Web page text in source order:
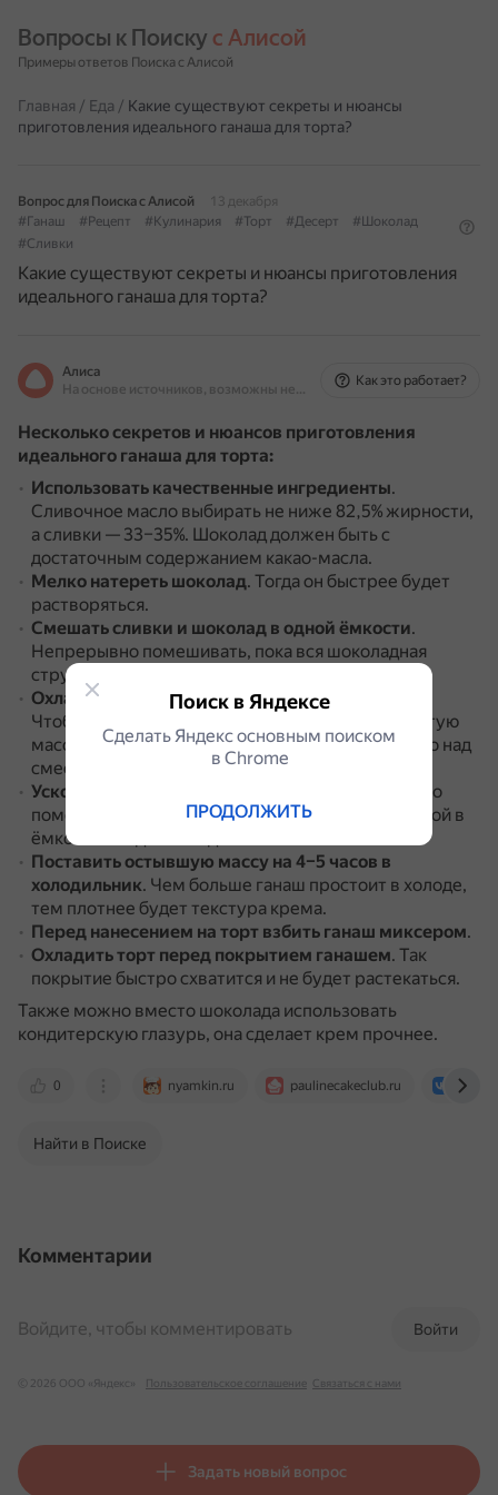
Вопросы к Поиску с Алисой
Примеры ответов Поиска с Алисой
Главная / Еда / Какие существуют секреты и нюансы
приготовления идеального ганаша для торта?
Вопрос для Поиска с Алисой
13 декабря
#Ганаш
#Рецепт #Кулинария #Торт #Десерт
#Шоколад
#Сливки
Какие существуют секреты и нюансы приготовления
идеального ганаша для торта?
Алиса
На основе источников, возможны неточности
Как это работает?
Несколько секретов и нюансов приготовления
идеального ганаша для торта:
Использовать качественные ингредиенты.
Сливочное масло выбирать не ниже 82,5% жирности,
а сливки — 33–35%. Шоколад должен быть с
достаточным содержанием какао-масла.
Мелко натереть шоколад. Тогда он быстрее будет
растворяться.
Смешать сливки и шоколад в одной ёмкости.
Непрерывно помешивать, пока вся шоколадная
стружка не растворится.
Охладить состав при комнатной температуре
Чтобы верх не заветрелся, нужно прикрыть густую
массу плёнкой, расположив её непосредственно над
смесью.
Ускорить процесс охлаждения
Для этого можно
поместить миску со сливочно-шоколадной массой в
ёмкость с ледяной водой.
Поставить остывшую массу на 4–5 часов в
холодильник. Чем больше ганаш простоит в холоде,
тем плотнее будет текстура крема.
Перед нанесением на торт взбить ганаш миксером.
Охладить торт перед покрытием ганашем. Так
покрытие быстро схватится и не будет растекаться.
Также можно вместо шоколада использовать
кондитерскую глазурь, она сделает крем прочнее.
0 nyamkin.ru paulinecakeclub.ru
Найти в Поиске
Комментарии
Войти
Войдите, чтобы комментировать
© 2026 ООО «Яндекс» Пользовательское соглашение Связаться с нами
Задать новый вопрос
Поиск в Яндексе
Сделать Яндекс основным поиском
в Сhrome
ПРОДОЛЖИТЬ